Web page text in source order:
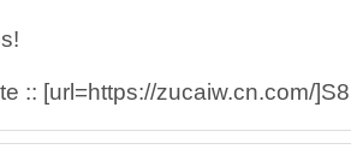
:: [url=https://zucaiw.cn.com/